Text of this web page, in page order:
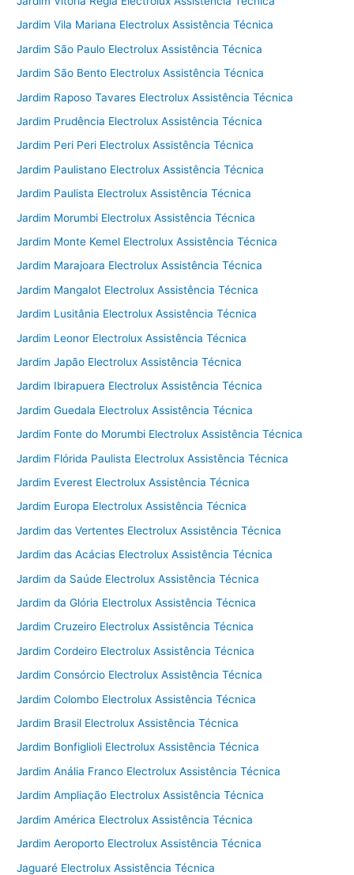
Jardim Vila Mariana Electrolux Assistência Técnica
Jardim São Paulo Electrolux Assistência Técnica
Jardim São Bento Electrolux Assistência Técnica
Jardim Raposo Tavares Electrolux Assistência Técnica
Jardim Prudência Electrolux Assistência Técnica
Jardim Peri Peri Electrolux Assistência Técnica
Jardim Paulistano Electrolux Assistência Técnica
Jardim Paulista Electrolux Assistência Técnica
Jardim Morumbi Electrolux Assistência Técnica
Jardim Monte Kemel Electrolux Assistência Técnica
Jardim Marajoara Electrolux Assistência Técnica
Jardim Mangalot Electrolux Assistência Técnica
Jardim Lusitânia Electrolux Assistência Técnica
Jardim Leonor Electrolux Assistência Técnica
Jardim Japão Electrolux Assistência Técnica
Jardim Ibirapuera Electrolux Assistência Técnica
Jardim Guedala Electrolux Assistência Técnica
Jardim Fonte do Morumbi Electrolux Assistência Técnica
Jardim Flórida Paulista Electrolux Assistência Técnica
Jardim Everest Electrolux Assistência Técnica
Jardim Europa Electrolux Assistência Técnica
Jardim das Vertentes Electrolux Assistência Técnica
Jardim das Acácias Electrolux Assistência Técnica
Jardim da Saúde Electrolux Assistência Técnica
Jardim da Glória Electrolux Assistência Técnica
Jardim Cruzeiro Electrolux Assistência Técnica
Jardim Cordeiro Electrolux Assistência Técnica
Jardim Consórcio Electrolux Assistência Técnica
Jardim Colombo Electrolux Assistência Técnica
Jardim Brasil Electrolux Assistência Técnica
Jardim Bonfiglioli Electrolux Assistência Técnica
Jardim Anália Franco Electrolux Assistência Técnica
Jardim Ampliação Electrolux Assistência Técnica
Jardim América Electrolux Assistência Técnica
Jardim Aeroporto Electrolux Assistência Técnica
Jaguaré Electrolux Assistência Técnica